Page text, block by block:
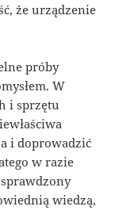
że urządzenie
próby
W
i sprzętu
i doprowadzić
w razie
wiedzą,